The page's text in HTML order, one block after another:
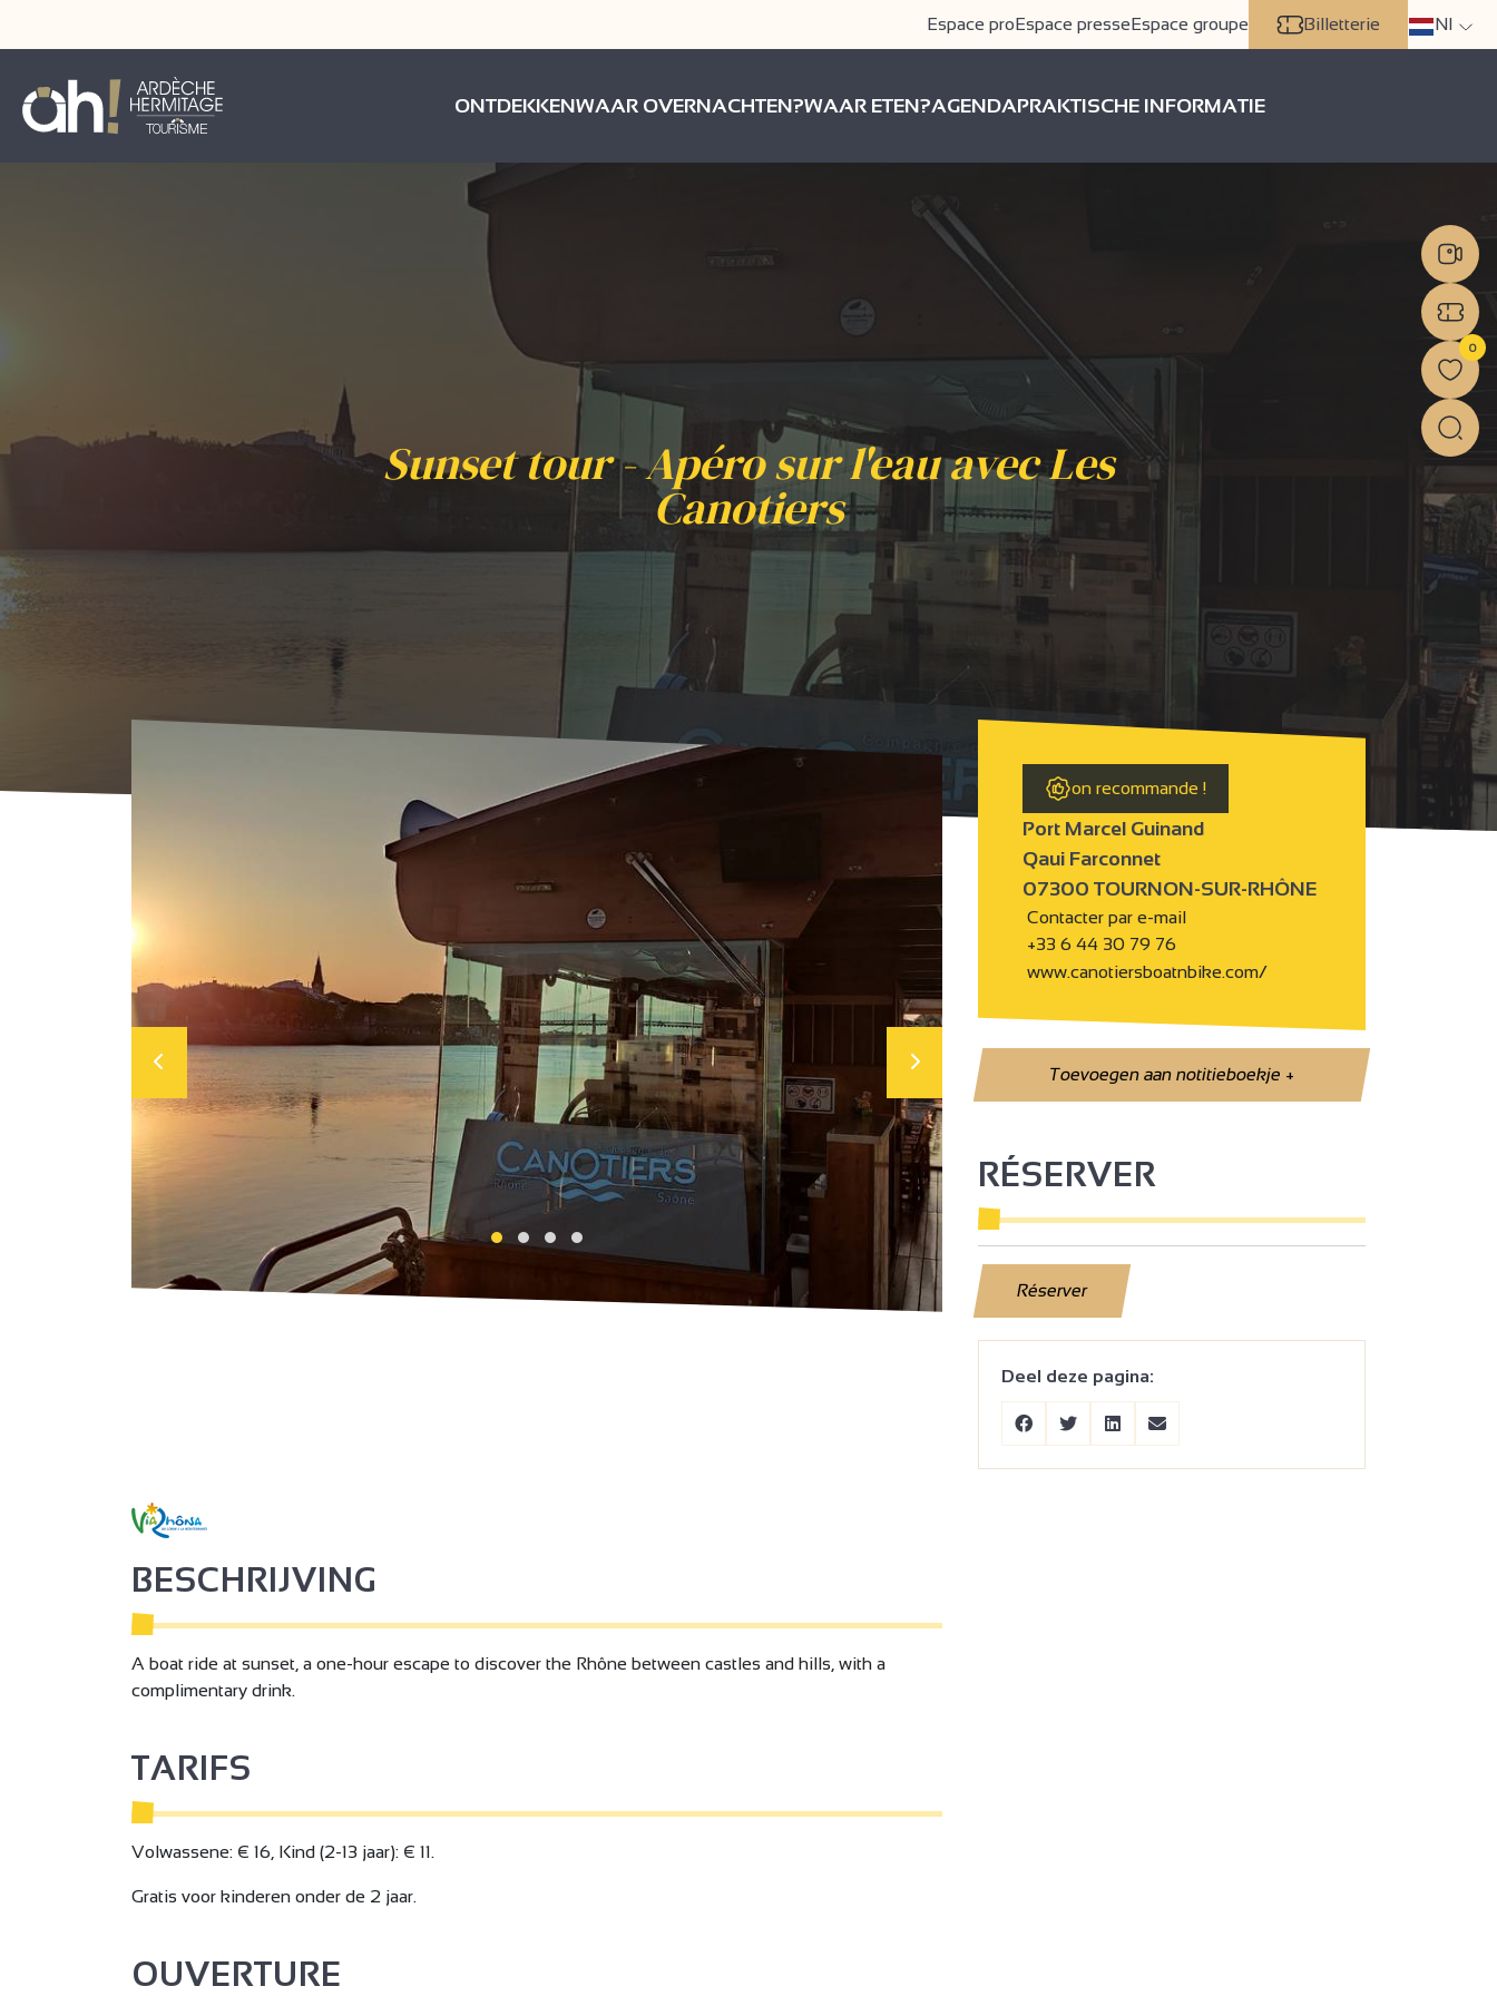
Espace proEspace presseEspace groupe Billetterie Nl
ONTDEKKENWAAR OVERNACHTEN?WAAR ETEN?AGENDAPRAKTISCHE INFORMATIE
Sunset tour - Apéro sur l'eau avec Les
Canotiers
AGENDA Sunset tour - Apéro sur l'eau avec Les Canotiers
on recommande !
Port Marcel Guinand
Qaui Farconnet
07300 TOURNON-SUR-RHÔNE
Contacter par e-mail
+33 6 44 30 79 76
www.canotiersboatnbike.com/
Toevoegen aan notitieboekje+
RÉSERVER
Réserver
Deel deze pagina:
BESCHRIJVING
A boat ride at sunset, a one-hour escape to discover the Rhône between castles and hills, with a
complimentary drink.
TARIFS
Volwassene: € 16, Kind (2-13 jaar): € 11.
Gratis voor kinderen onder de 2 jaar.
OUVERTURE
0